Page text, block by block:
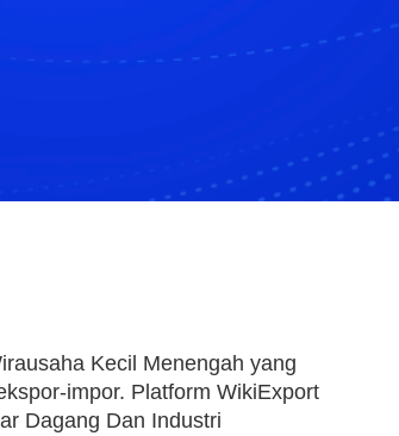
Kecil Menengah yang
impor. Platform WikiExport
Dagang Dan Industri